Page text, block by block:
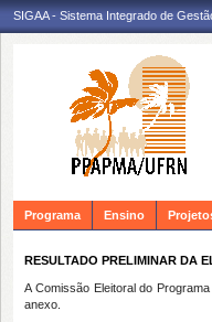
SIGAA - Sistema Integrado de
Programa Ensino
RESULTADO PRELIMINAR DA
A Comissão Eleitoral do
anexo.